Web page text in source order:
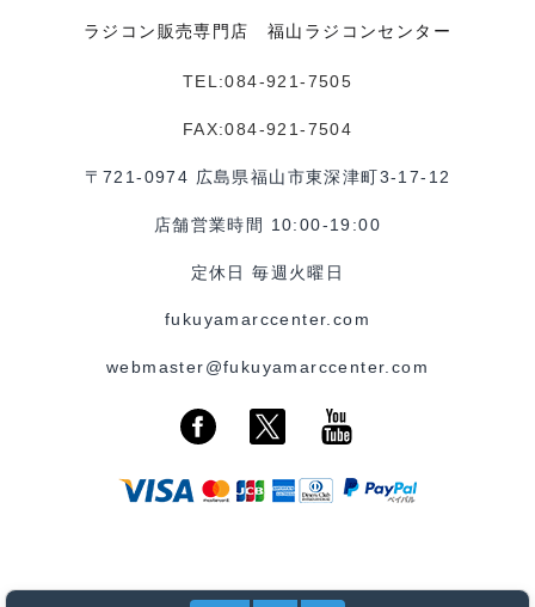
ラジコン販売専門店 福山ラジコンセンター
TEL:084-921-7505
FAX:084-921-7504
〒721-0974 広島県福山市東深津町3-17-12
店舗営業時間 10:00-19:00
定休日 毎週火曜日
fukuyamarccenter.com
webmaster@fukuyamarccenter.com